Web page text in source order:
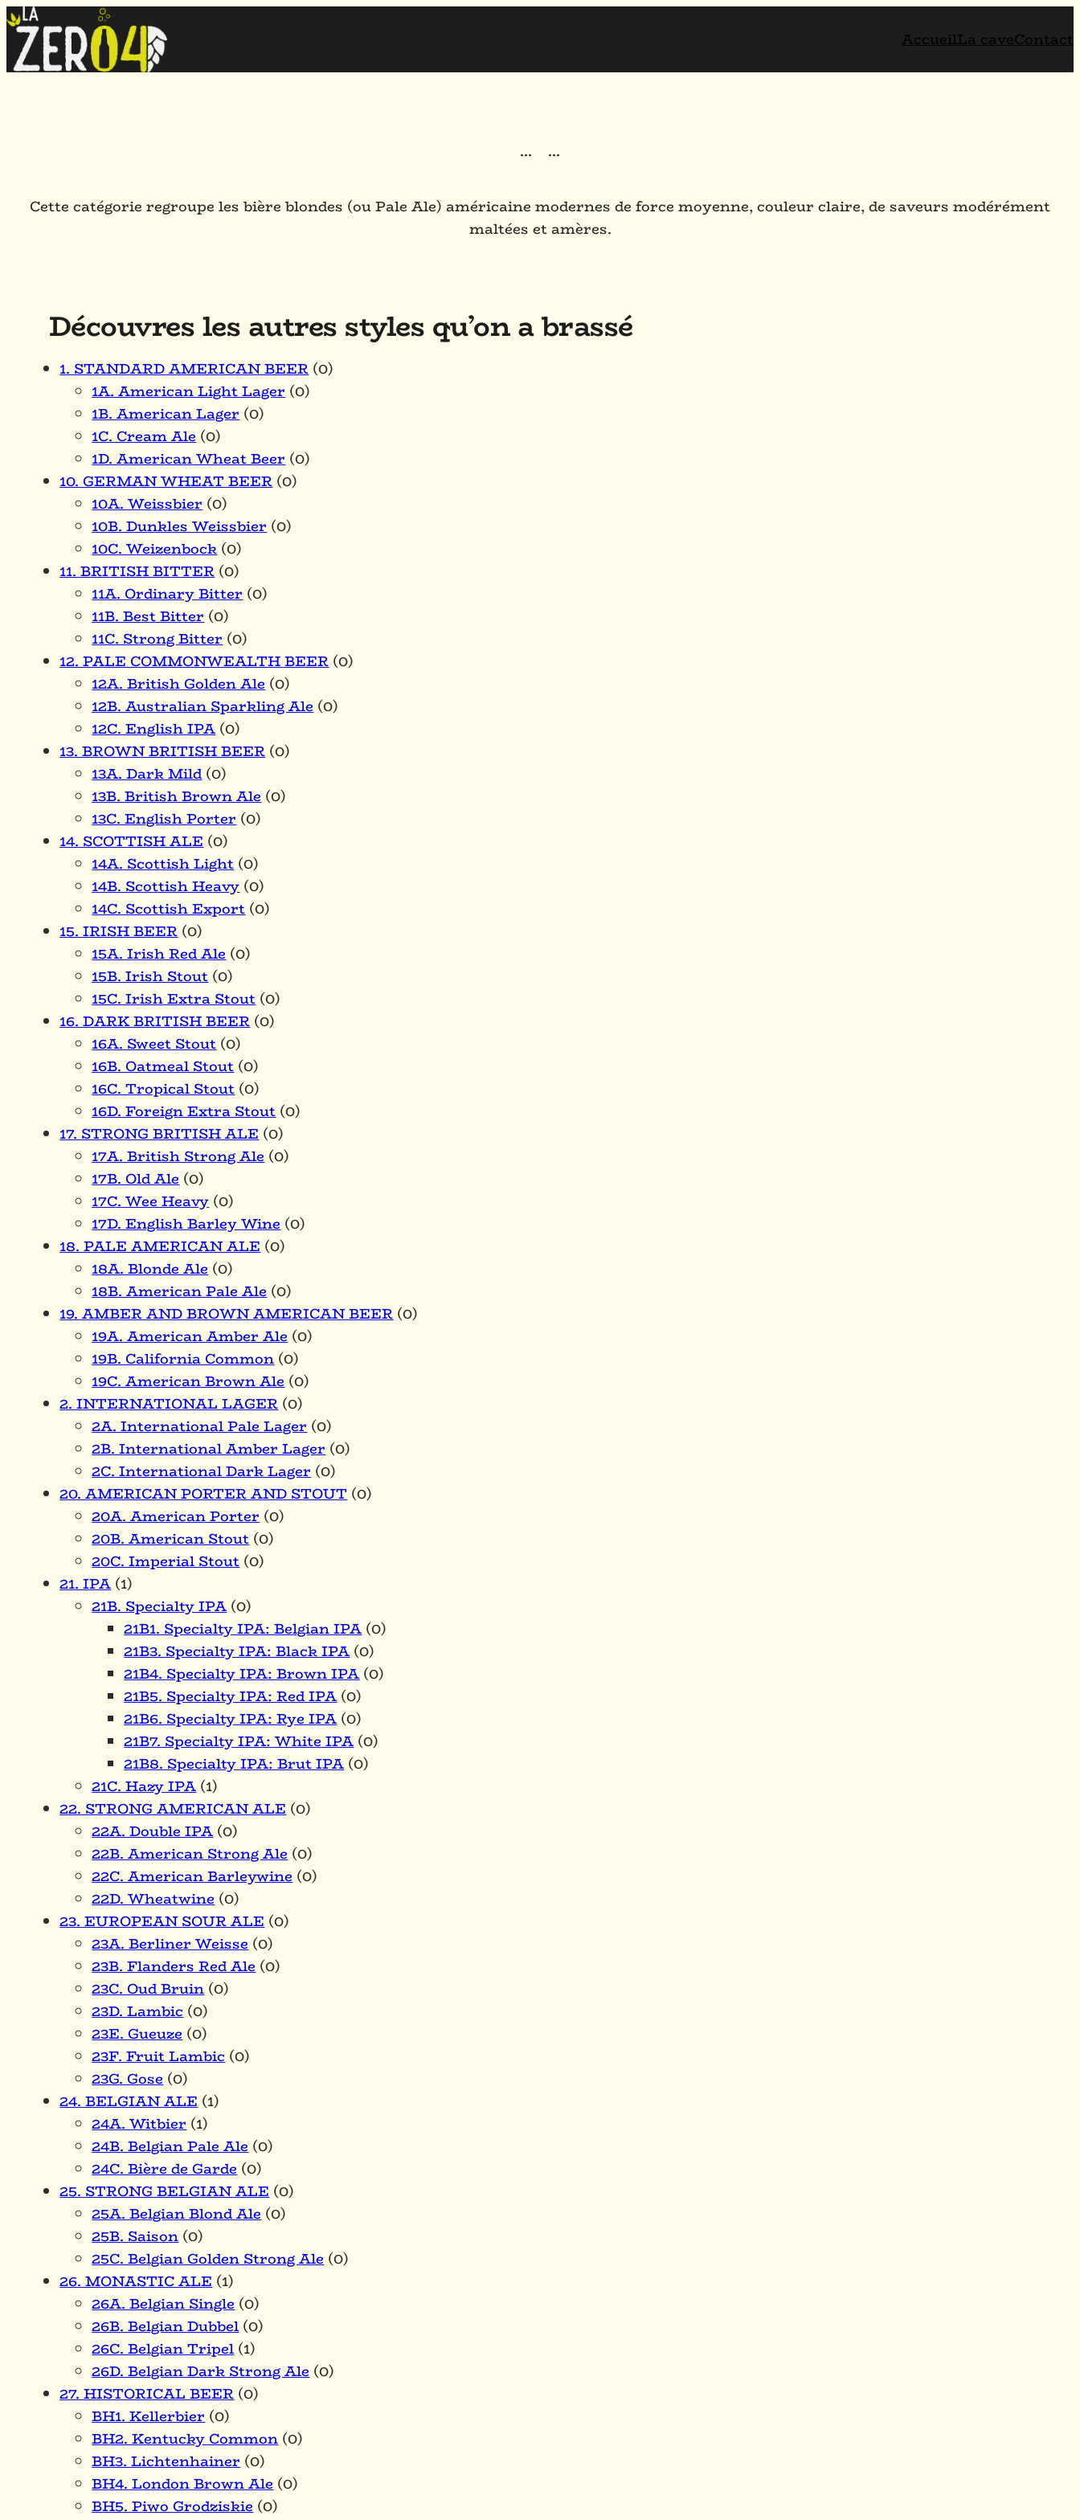
AccueilLa caveContact
··· ···
Cette catégorie regroupe les bière blondes (ou Pale Ale) américaine modernes de force moyenne, couleur claire, de saveurs modérément
maltées et amères.
Découvres les autres styles qu’on a brassé
1. STANDARD AMERICAN BEER(0)
1A. American Light Lager(0)
1B. American Lager(0)
1C. Cream Ale(0)
1D. American Wheat Beer(0)
10. GERMAN WHEAT BEER(0)
10A. Weissbier(0)
10B. Dunkles Weissbier(0)
10C. Weizenbock(0)
11. BRITISH BITTER(0)
11A. Ordinary Bitter(0)
11B. Best Bitter(0)
11C. Strong Bitter(0)
12. PALE COMMONWEALTH BEER(0)
12A. British Golden Ale(0)
12B. Australian Sparkling Ale(0)
12C. English IPA(0)
13. BROWN BRITISH BEER(0)
13A. Dark Mild(0)
13B. British Brown Ale(0)
13C. English Porter(0)
14. SCOTTISH ALE(0)
14A. Scottish Light(0)
14B. Scottish Heavy(0)
14C. Scottish Export(0)
15. IRISH BEER(0)
15A. Irish Red Ale(0)
15B. Irish Stout(0)
15C. Irish Extra Stout(0)
16. DARK BRITISH BEER(0)
16A. Sweet Stout(0)
16B. Oatmeal Stout(0)
16C. Tropical Stout(0)
16D. Foreign Extra Stout(0)
17. STRONG BRITISH ALE(0)
17A. British Strong Ale(0)
17B. Old Ale(0)
17C. Wee Heavy(0)
17D. English Barley Wine(0)
18. PALE AMERICAN ALE(0)
18A. Blonde Ale(0)
18B. American Pale Ale(0)
19. AMBER AND BROWN AMERICAN BEER(0)
19A. American Amber Ale(0)
19B. California Common(0)
19C. American Brown Ale(0)
2. INTERNATIONAL LAGER(0)
2A. International Pale Lager(0)
2B. International Amber Lager(0)
2C. International Dark Lager(0)
20. AMERICAN PORTER AND STOUT(0)
20A. American Porter(0)
20B. American Stout(0)
20C. Imperial Stout(0)
21. IPA(1)
21B. Specialty IPA(0)
21B1. Specialty IPA: Belgian IPA(0)
21B3. Specialty IPA: Black IPA(0)
21B4. Specialty IPA: Brown IPA(0)
21B5. Specialty IPA: Red IPA(0)
21B6. Specialty IPA: Rye IPA(0)
21B7. Specialty IPA: White IPA(0)
21B8. Specialty IPA: Brut IPA(0)
21C. Hazy IPA(1)
22. STRONG AMERICAN ALE(0)
22A. Double IPA(0)
22B. American Strong Ale(0)
22C. American Barleywine(0)
22D. Wheatwine(0)
23. EUROPEAN SOUR ALE(0)
23A. Berliner Weisse(0)
23B. Flanders Red Ale(0)
23C. Oud Bruin(0)
23D. Lambic(0)
23E. Gueuze(0)
23F. Fruit Lambic(0)
23G. Gose(0)
24. BELGIAN ALE(1)
24A. Witbier(1)
24B. Belgian Pale Ale(0)
24C. Bière de Garde(0)
25. STRONG BELGIAN ALE(0)
25A. Belgian Blond Ale(0)
25B. Saison(0)
25C. Belgian Golden Strong Ale(0)
26. MONASTIC ALE(1)
26A. Belgian Single(0)
26B. Belgian Dubbel(0)
26C. Belgian Tripel(1)
26D. Belgian Dark Strong Ale(0)
27. HISTORICAL BEER(0)
BH1. Kellerbier(0)
BH2. Kentucky Common(0)
BH3. Lichtenhainer(0)
BH4. London Brown Ale(0)
BH5. Piwo Grodziskie(0)